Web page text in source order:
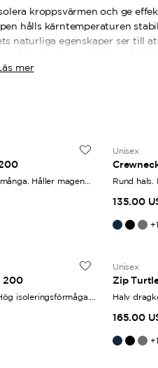
kroppsvärmen och ge
hålls kärntemperaturen
naturliga egenskaper ser till
även vid lägre
upplevas som något stora i
för att säkerställa
mer
Håller magen
Unisex
Rund hals.
135.00
+1
200
isoleringsförmåga.
Unisex
Zip
Halv
165.00
+1